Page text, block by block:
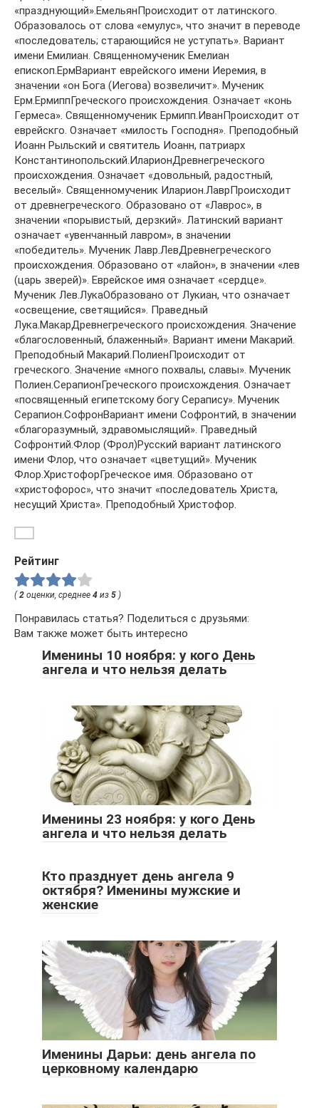
«празднующий».ЕмельянПроисходит от латинского.
Образовалось от слова «емулус», что значит в переводе
«последователь; старающийся не уступать». Вариант
имени Емилиан. Священномученик Емелиан
епископ.ЕрмВариант еврейского имени Иеремия, в
значении «он Бога (Иегова) возвеличит». Мученик
Ерм.ЕрмиппГреческого происхождения. Означает «конь
Гермеса». Священномученик Ермипп.ИванПроисходит от
еврейскго. Означает «милость Господня». Преподобный
Иоанн Рыльский и святитель Иоанн, патриарх
Константинопольский.ИларионДревнегреческого
происхождения. Означает «довольный, радостный,
веселый». Священномученик Иларион.ЛаврПроисходит
от древнегреческого. Образовано от «Лаврос», в
значении «порывистый, дерзкий». Латинский вариант
означает «увенчанный лавром», в значении
«победитель». Мученик Лавр.ЛевДревнегреческого
происхождения. Образовано от «лайон», в значении «лев
(царь зверей)». Еврейское имя означает «сердце».
Мученик Лев.ЛукаОбразовано от Лукиан, что означает
«освещение, светящийся». Праведный
Лука.МакарДревнегреческого происхождения. Значение
«благословенный, блаженный». Вариант имени Макарий.
Преподобный Макарий.ПолиенПроисходит от
греческого. Значение «много похвалы, славы». Мученик
Полиен.СерапионГреческого происхождения. Означает
«посвященный египетскому богу Серапису». Мученик
Серапион.СофронВариант имени Софронтий, в значении
«благоразумный, здравомыслящий». Праведный
Софронтий.Флор (Фрол)Русский вариант латинского
имени Флор, что означает «цветущий». Мученик
Флор.ХристофорГреческое имя. Образовано от
«христофорос», что значит «последователь Христа,
несущий Христа». Преподобный Христофор.
Рейтинг
(2 оценки, среднее 4 из 5 )
Понравилась статья? Поделиться с друзьями:
Вам также может быть интересно
Именины 10 ноября: у кого День
ангела и что нельзя делать
Именины 23 ноября: у кого День
ангела и что нельзя делать
Кто празднует день ангела 9
октября? Именины мужские и
женские
Именины Дарьи: день ангела по
церковному календарю